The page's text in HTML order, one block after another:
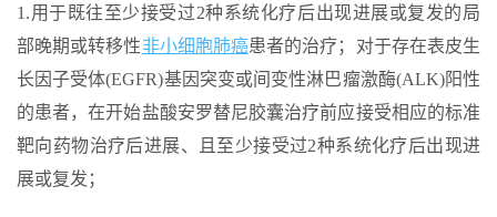
1.用于既往至少接受过2种系统化疗后出现进展或复发的局
部晚期或转移性非小细胞肺癌患者的治疗；对于存在表皮生
长因子受体(EGFR)基因突变或间变性淋巴瘤激酶(ALK)阳性
的患者，在开始盐酸安罗替尼胶囊治疗前应接受相应的标准
靶向药物治疗后进展、且至少接受过2种系统化疗后出现进
展或复发；